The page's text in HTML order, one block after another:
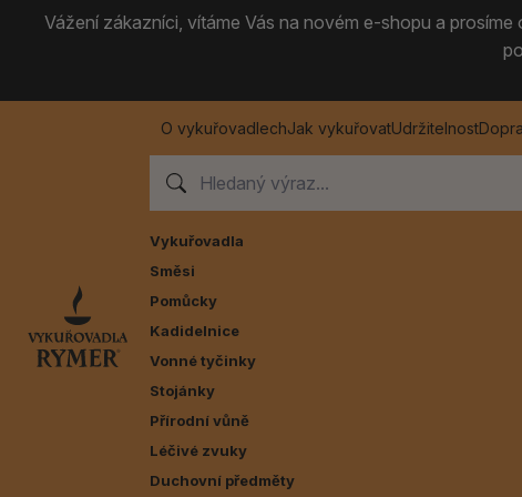
Vážení zákazníci, vítáme Vás na novém e-shopu a
O vykuřovadlechJak vykuřovatUdržitelnost
Vykuřovadla
Směsi
Pomůcky
Kadidelnice
Vonné tyčinky
Stojánky
Přírodní vůně
Léčivé zvuky
Duchovní předměty